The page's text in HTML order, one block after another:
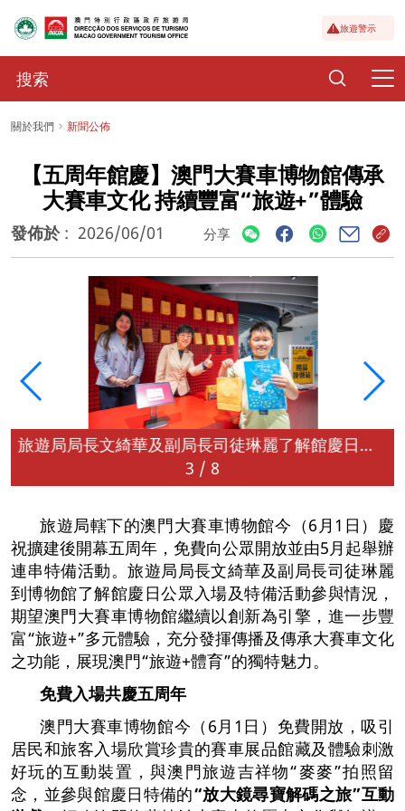
旅遊警示
關於我們 新聞公佈
【五周年館慶】澳門大賽車博物館傳承
大賽車文化 持續豐富“旅遊+”體驗
發佈於 : 2026/06/01 分享
旅遊局局長文綺華及副局長司徒琳麗了解館慶日公眾入場及特備活動參與情況
3 / 8
旅遊局轄下的澳門大賽車博物館今（6月1日）慶
祝擴建後開幕五周年，免費向公眾開放並由5月起舉辦
連串特備活動。旅遊局局長文綺華及副局長司徒琳麗
到博物館了解館慶日公眾入場及特備活動參與情況，
期望澳門大賽車博物館繼續以創新為引擎，進一步豐
富“旅遊+”多元體驗，充分發揮傳播及傳承大賽車文化
之功能，展現澳門“旅遊+體育”的獨特魅力。
免費入場共慶五周年
澳門大賽車博物館今（6月1日）免費開放，吸引
居民和旅客入場欣賞珍貴的賽車展品館藏及體驗刺激
好玩的互動裝置，與澳門旅遊吉祥物“麥麥”拍照留
念，並參與館慶日特備的“放大鏡尋寶解碼之旅”互動